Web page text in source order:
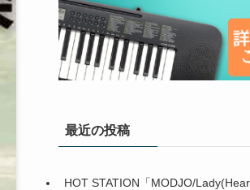
最近の投稿
HOT STATION「MODJO/